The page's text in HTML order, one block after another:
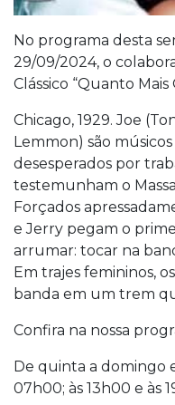
No programa desta
29/09/2024, o
Clássico “Quanto
Chicago, 1929. Joe
Lemmon) são
desesperados por
testemunham o
Forçados
e Jerry pegam o
arrumar: tocar na
Em trajes femininos,
banda em um trem
Confira na nossa
De quinta a domingo
07h00; às 13h00 e às